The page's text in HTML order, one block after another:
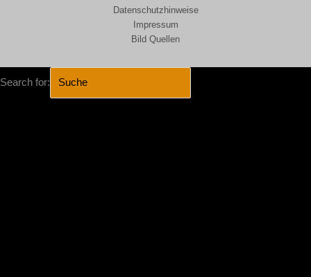
Datenschutzhinweise
Impressum
Bild Quellen
Search for: